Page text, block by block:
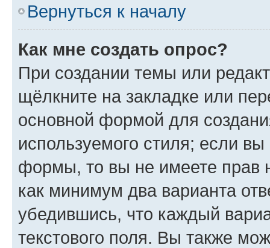
Вернуться к началу
Как мне создать опрос?
При создании темы или
щёлкните на закладке или
основной формой для
используемого стиля; если
формы, то вы не имеете прав
как минимум два варианта
убедившись, что каждый
текстового поля. Вы также